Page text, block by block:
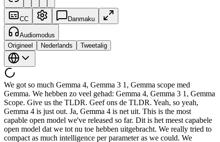
CC Danmaku
Audiomodus
Origineel
Nederlands Tweetalig
We got so much Gemma 4, Gemma 3 1, Gemma scope med Gemma. We hebben zo veel gehad: Gemma 4, Gemma 3 1, Gemma Scope. Give us the TLDR. Geef ons de TLDR. Yeah, so yeah, Gemma 4 is just out. Ja, Gemma 4 is net uit. This is the most capable open model we've released so far. Dit is het meest capabele open model dat we tot nu toe hebben uitgebracht. We really tried to compact as much intelligence per parameter as we could. We hebben echt geprobeerd zo veel mogelijk intelligentie per parameter te stoppen. Bring all of these multimodal capabilities. Alle multimodale mogelijkheden erin brengen. So yeah, that's Gemma 4. Ja, dat is Gemma 4. So one interesting thing, you have this thing with effective parameters, not active parameters. Interessant: jullie hebben het over effectieve parameters, niet actieve parameters. Can you explain what it is? Kun je uitleggen wat dat is? Yeah, so pretty much in the traditional transformer architecture you have like this big embedding layer, right? Ja, in de traditionele transformer-architectuur heb je zo'n grote embedding-laag, toch? And this new architecture is is more of a small change in the transformer architecture, in the transformer block. En deze nieuwe architectuur is meer een kleine aanpassing in het transformer-blok. Pretty much we add a per layer embedding. We voegen in principe een per-laag embedding toe. So at every layer we add an embedding table. Op elke laag voegen we een embedding-tabel toe. What is exciting is that you don't need to do like the full matrix multiplication. Het mooie is dat je niet de volledige matrixvermenigvuldiging hoeft te doen. This is pretty much a lookup table. Dit is in feite een opzoektabel. So the Gemma 4 model is a E2B. Het Gemma 4-model is een E2B. That means that it effectively has 2 billion parameters loaded into the GPU. Dat betekent dat er effectief 2 miljard parameters in de GPU worden geladen. It actually has almost 5 billion parameters, but those 3 billion parameters can be in the CPU, they can be in the disk, which means that you can do inference extremely quickly. Het heeft eigenlijk bijna 5 miljard parameters, maar die 3 miljard kunnen op de CPU staan, op de schijf, wat betekent dat je inferentie extreem snel kunt doen. This is just a lookup table. Dit is gewoon een opzoektabel. And what's the con? En wat is het nadeel? Why don't we Waarom doen we dit niet Why don't we always do this? Waarom doen we dit niet altijd? Can it scale? Schaalt het? Is it open research? Is het open onderzoek? Like you know, it seems very Het lijkt zo Okay, if I can just offload half the parameters to CPUs. Oké, als ik gewoon de helft van de parameters naar de CPU kan offloaden. Yeah, so pretty much here we did lots of quality experimentation and this is really optimized and designed for like on device. Ja, we hebben hier veel kwaliteitsexperimenten gedaan en dit is echt geoptimaliseerd en ontworpen voor on-device gebruik. And when I say on device I mean like running in a phone, Android, Raspberry Pi, and so on, right? En met on-device bedoel ik draaien op een telefoon, Android, Raspberry Pi, enzovoort. When you go larger you usually want to compact more Als je groter gaat, wil je meestal meer comprimeren You want to have more like dense architectures or MOEs. Je wil meer dense architecturen of MoE's. So this this research Dus dit onderzoek This research decisions were very helpful for these small small use cases. Deze onderzoeksbeslissingen waren erg nuttig voor deze kleine use cases. Yeah, something I learned from the run that you organized this morning. Ja, iets wat ik leerde van de hardloopsessie die jij vanochtend organiseerde. For for our listeners, I think it's the first ever like official run club at AIE 6:30 a.m. Voor onze luisteraars: ik denk dat het de eerste officiële hardloopclub ooit was op AIE, om 6:30 uur 's ochtends. Very rough, but at least I woke up for it. Heel zwaar, maar ik ben er tenminste voor opgestaan. I met Cormac and he was telling me that I apparently in China the super apps are shipping models in the app bundle. Ik ontmoette Cormac en hij vertelde me dat in China de super-apps modellen in het app-pakket meesturen. For inference and just like use among all their super app. Voor inferentie en gebruik binnen hun super-app. Assistants. Assistenten. Yeah. Ja. And I don't know is is is that like a target use case for you guys? En is dat een doel-usecase voor jullie? Yeah, so actually if you install like if you buy a pixel phone or a high end Samsung, they come from with a Gemini Nano and Gemini Nano is baked into the operating system and Gemini Nano is really built on top of Gemma. Ja, als je een Pixel-telefoon of een high-end Samsung koopt, worden die geleverd met Gemini Nano en Gemini Nano zit ingebakken in het besturingssysteem en is echt gebouwd bovenop Gemma. So last year we released Gemma 3N which was this architecture really designed for phone use cases and they use a Gemma 3N with some additional training, some additional adaptations to make the model good for like traditional on device use cases, right? Vorig jaar hebben we Gemma 3N uitgebracht, een architectuur echt ontworpen voor phone-usecases, en ze gebruiken Gemma 3N met extra training en aanpassingen om het model geschikt te maken voor traditioneel on-device gebruik. So pretty much when you buy like these high end phones, you can already use a Gemini out of the box. Als je zo'n high-end telefoon koopt, kun je dus al meteen Gemini gebruiken. Yeah, we actually covered the 3N paper in our paper club and this like idea of like sort of parameter offloading or like download on demand is like very cool. Ja, we hebben het 3N-paper besproken in onze paper club en dat idee van parameter-offloading of download-on-demand is erg cool. Is it exactly the same in the Gemma 4 stuff? Is het precies hetzelfde bij Gemma 4? Yep. Ja. Okay. Oké. For the smaller models. Voor de kleinere modellen. Yeah. Ja. Yeah. Ja. Yeah. Ja. And does it does it scale? En schaalt het? Is there a potential Is er een potentieel So for reference, Gemma 4 is a 29B and a 31B ones and only one's dense, but have you scaled it? Ter referentie: Gemma 4 heeft een 29B en een 31B, waarvan er slechts één dense is, maar hebben jullie het opgeschaald? Have you pushed it up? Hebben jullie het verder doorgezet? Is it Is het We are doing lots of experiments. We doen veel experimenten. Experiments. Experimenten. Yeah, yeah. Ja, ja. Stay tuned. Houd het in de gaten. Yeah. Ja. What goes into shipping a mean line model like this? Wat komt er kijken bij het uitbrengen van een topmodel zoals dit? Like Zoals Yeah. Ja. What what's the behind the scenes? Wat speelt er achter de schermen? It's complex. Het is complex. The Gemma team is actually relatively small. Het Gemma-team is eigenlijk relatief klein. We have like two or three PMs, we have one marketing person and then there is our like engineers and researchers working on shipping this. We hebben zo twee of drie PM's, één marketingpersoon en dan de engineers en onderzoekers die aan dit alles werken. Of course there's like the full training part, we how do we do the post training, distillation, post training techniques and so on. Er is natuurlijk het volledige trainingsgedeelte: hoe doen we de post-training, distillatie, post-trainingtechnieken, enzovoort. What is quite exciting is that once we have the model, then we collaborate with a bunch of open source partners, right? Het mooie is dat we, zodra we het model hebben, samenwerken met een heleboel open-source partners. So for example, we work with a Lama CPP, Olama, MLX, Hugging Face, vLLM, Nvidia, AMD. We werken bijvoorbeeld met Llama.cpp, Ollama, MLX, Hugging Face, vLLM, Nvidia, AMD. So we have almost 50 external partners for every well for the Gemma for lunch, which has been the most complex launch. We hadden bijna 50 externe partners voor de Gemma 4-lancering, wat de meest complexe lancering tot nu toe was. And also internally, we collaborate with a bunch of different teams. En intern werken we ook samen met een heleboel verschillende teams. So, think of Google Cloud, Vertex, Vertex models models as a service, ADK, uh and then Android as well, right? Denk aan Google Cloud, Vertex, Vertex models as a service, ADK, en ook Android. So, we work, for example, with Android team and uh with the launch of Gemma 4, we released an integration with Android Studio. We werken bijvoorbeeld met het Android-team, en bij de lancering van Gemma 4 brachten we een integratie met Android Studio uit. So, in Android Studio, there is this agent mode where you can have a a model helping you write code and do things within Android Studio. In Android Studio is er een agentmodus waarbij een model je helpt code te schrijven en dingen te doen binnen Android Studio. And they ship this integration with offline models using llama.cpp or vLLM or any open AI compatible endpoint. Ze leveren deze integratie met offline modellen via llama.cpp, vLLM of elk OpenAI-compatibel endpoint. So, now you can use Gemma 4 to also write code Android applications in Android Studio. Je kunt Gemma 4 nu dus ook gebruiken om Android-applicaties te schrijven in Android Studio. What's the difference? Wat is het verschil? When would someone want to do that versus just using Gemini? Wanneer zou iemand dat willen doen in plaats van gewoon Gemini te gebruiken? Outside of course Outside of the obvious, you're offline or you want the privacy. Buiten het voor de hand liggende: je bent offline of je wilt privacy. planes a lot or something. Vliegt veel of zo. I did. Dat deed ik. Okay, I will say, on my long 10-hour flight to London, I did use Gemini as Oké, ik moet zeggen: tijdens mijn lange vlucht van 10 uur naar Londen heb ik Gemini gebruikt als Yeah, I I was on Gemma 4 though. Ja, ik zat op Gemma 4 trouwens. Sorry, Gemma Gemma. Sorry, Gemma, Gemma. Yeah, yeah, it's mostly offline use cases. Ja, het zijn